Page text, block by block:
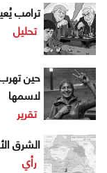
ترامب
تحليل
حين
لاسمها
تقرير
الشرق
رأي